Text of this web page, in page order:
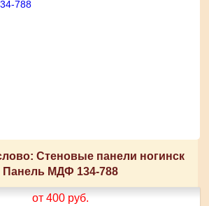
Стеновые панели ногинск
Панель МДФ 134-788
от 400 руб.